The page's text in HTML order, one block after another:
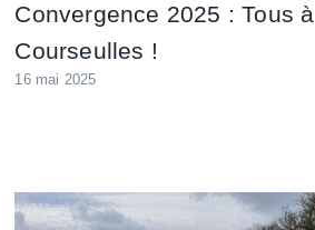
Convergence 2025 : Tous à
Courseulles !
16 mai 2025